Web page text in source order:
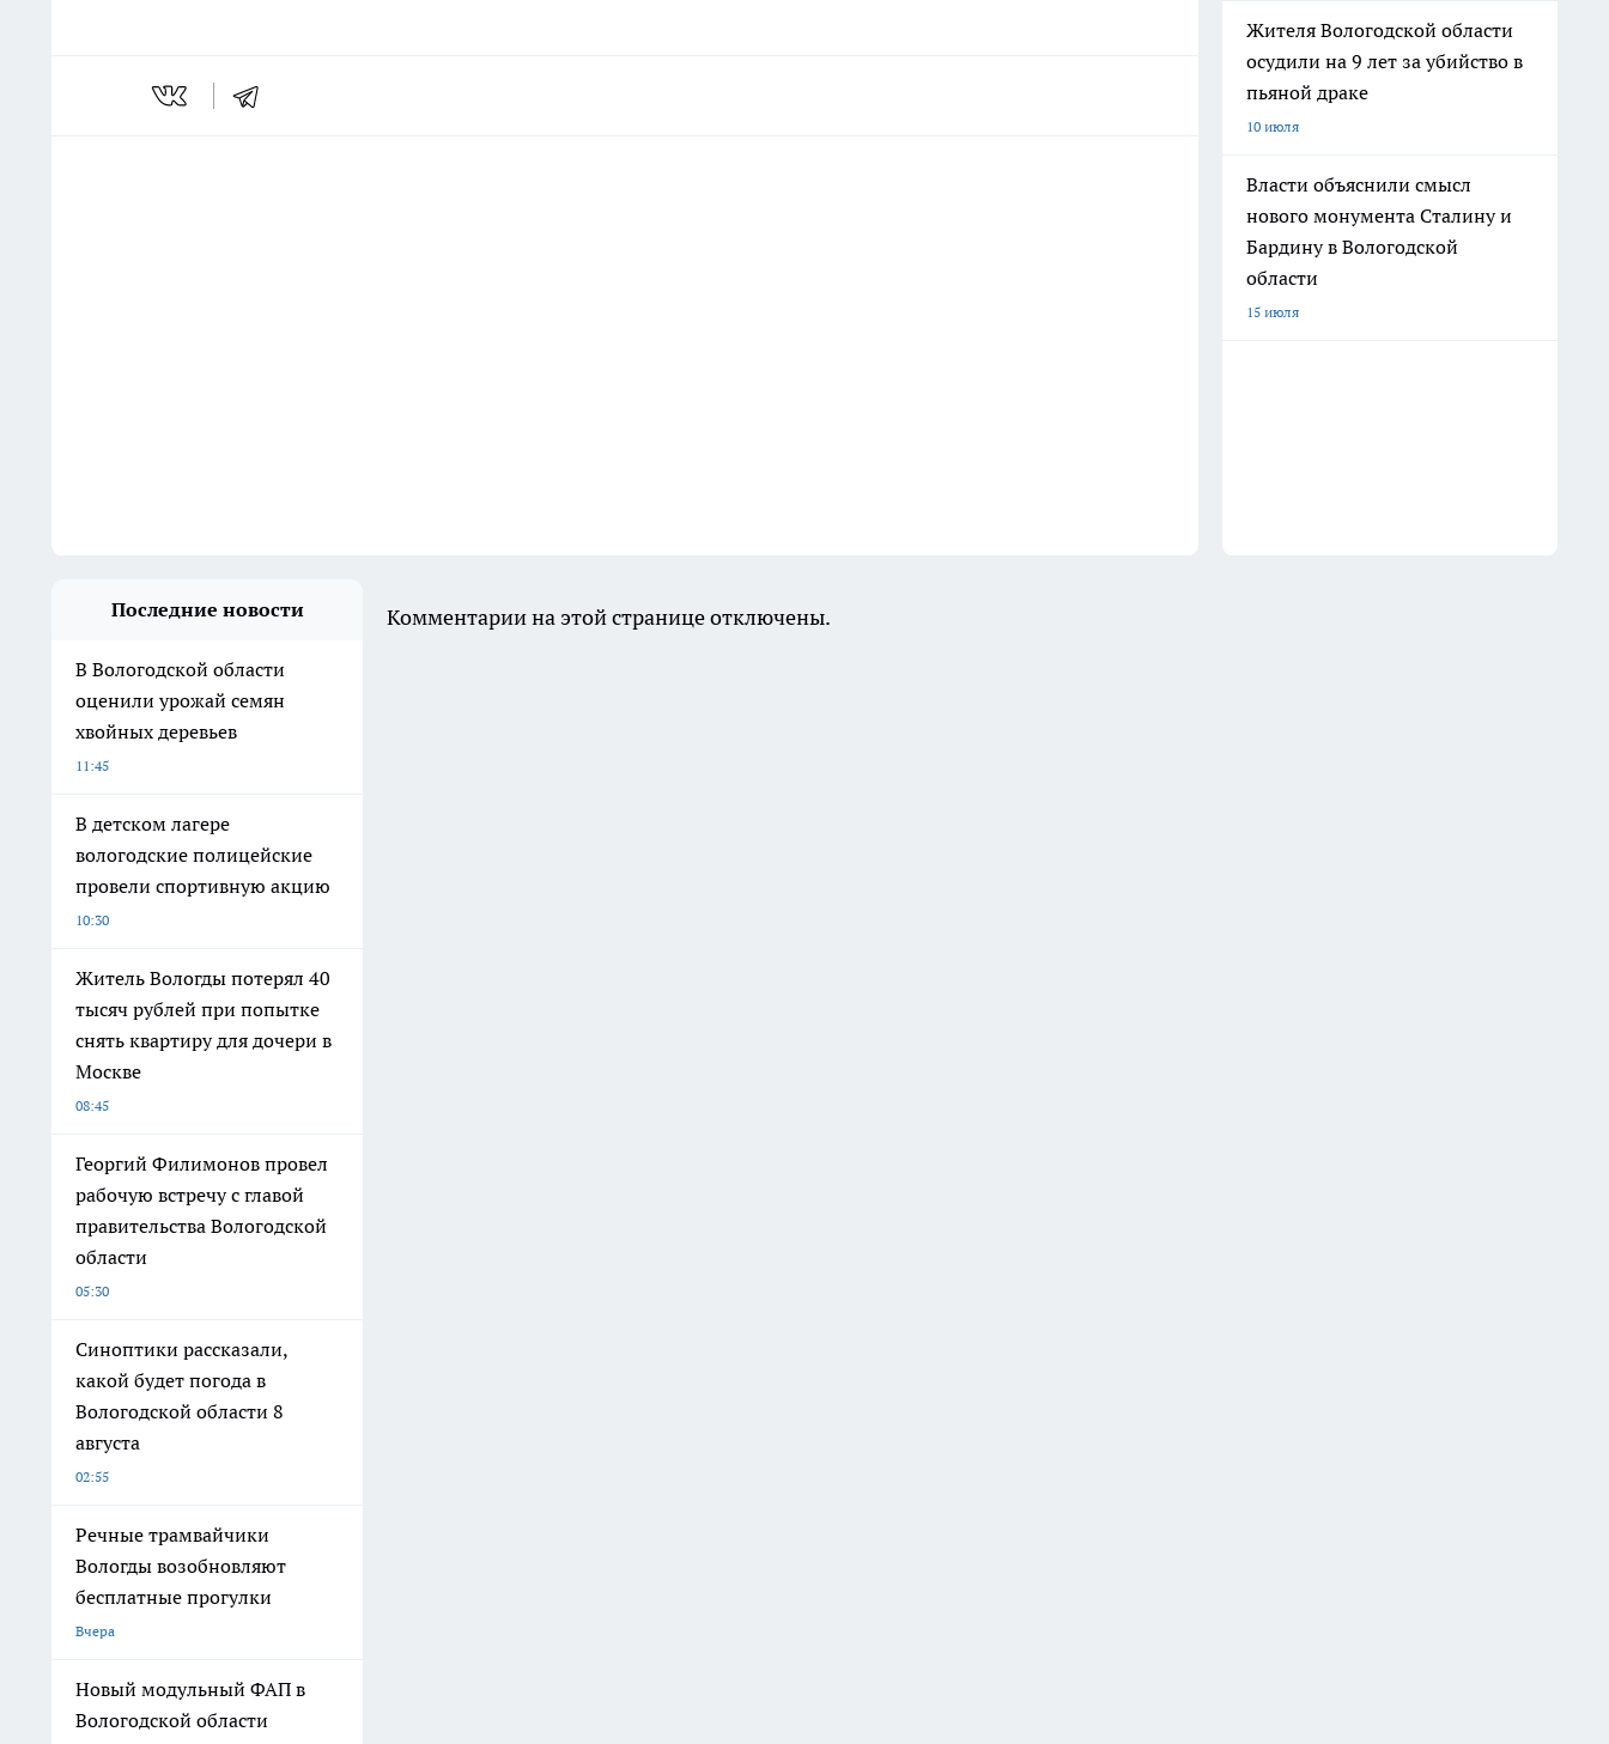
Жителя Вологодской области
осудили на 9 лет за убийство в
пьяной драке
10 июля
Власти объяснили смысл
нового монумента Сталину и
Бардину в Вологодской
области
15 июля
Последние новости
В Вологодской области
оценили урожай семян
хвойных деревьев
11:45
В детском лагере
вологодские полицейские
провели спортивную акцию
10:30
Житель Вологды потерял 40
тысяч рублей при попытке
снять квартиру для дочери в
Москве
08:45
Георгий Филимонов провел
рабочую встречу с главой
правительства Вологодской
области
05:30
Синоптики рассказали,
какой будет погода в
Вологодской области 8
августа
02:55
Речные трамвайчики
Вологды возобновляют
бесплатные прогулки
Вчера
Новый модульный ФАП в
Вологодской области
Комментарии на этой странице отключены.